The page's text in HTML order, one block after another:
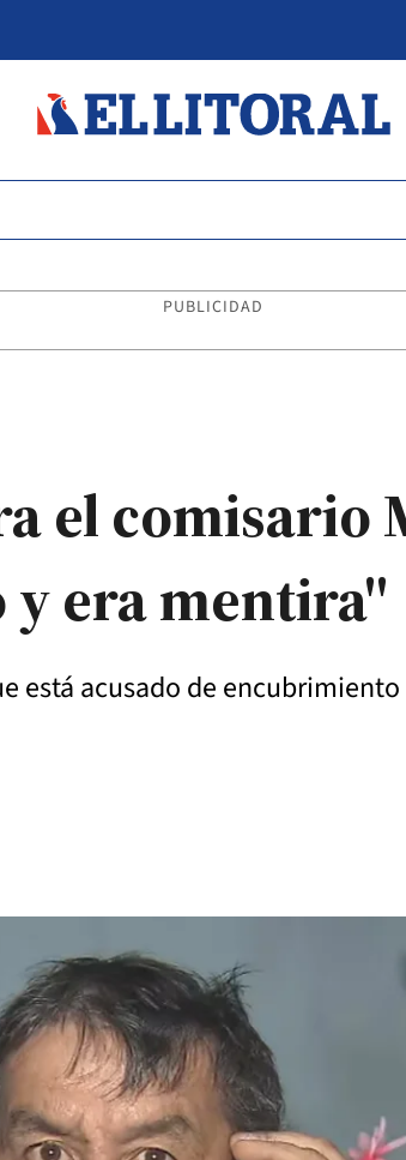
PUBLICIDAD
el comisario
era mentira"
está acusado de